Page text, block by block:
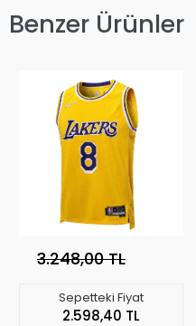
Benzer Ürünler
3.248,00 TL
Sepetteki Fiyat
2.598,40 TL